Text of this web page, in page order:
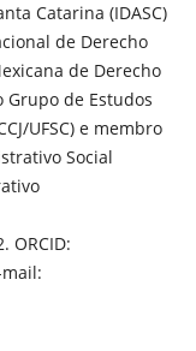
Catarina (IDASC)
de Derecho
de Derecho
Grupo de Estudos
UFSC) e membro
Social
ORCID: